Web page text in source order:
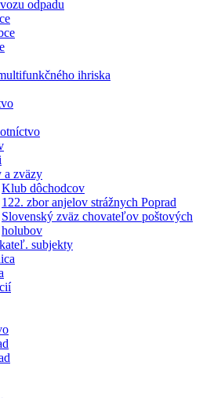
odpadu
ihriska
a zväzy
Klub dôchodcov
122. zbor anjelov strážnych Poprad
Slovenský zväz chovateľov poštových
holubov
subjekty